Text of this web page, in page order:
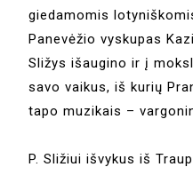
giedamomis
Panevėžio vyskupas
Sližys išaugino ir į
savo vaikus, iš kurių
tapo muzikais –
P. Sližiui išvykus iš